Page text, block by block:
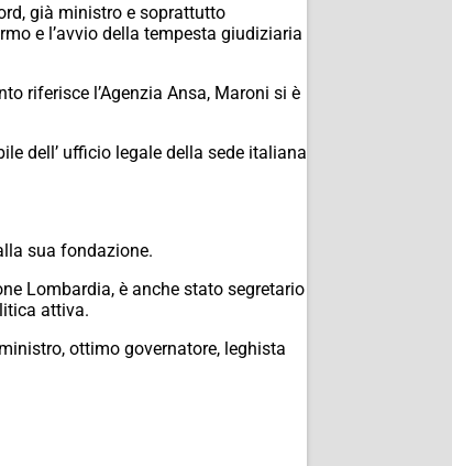
già ministro e soprattutto
e l’avvio della tempesta giudiziaria
riferisce l’Agenzia Ansa, Maroni si è
dell’ ufficio legale della sede italiana
sua fondazione.
Lombardia, è anche stato segretario
attiva.
ottimo governatore, leghista